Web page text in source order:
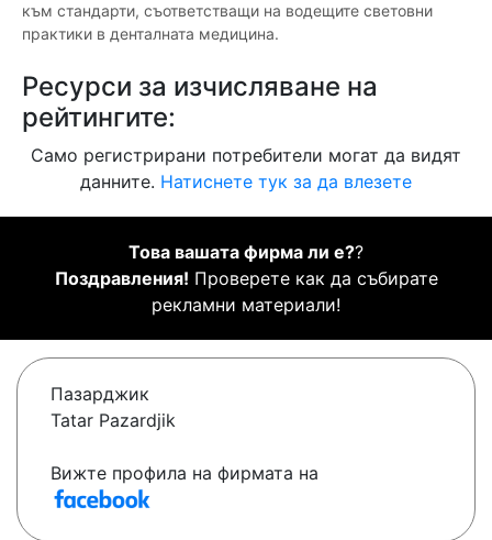
към стандарти, съответстващи на водещите световни
практики в денталната медицина.
Ресурси за изчисляване на
рейтингите:
Само регистрирани потребители могат да видят
данните. Натиснете тук за да влезете
Това вашата фирма ли е??
Поздравления! Проверете как да събирате
рекламни материали!
Пазарджик
Tatar Pazardjik
Вижте профила на фирмата на